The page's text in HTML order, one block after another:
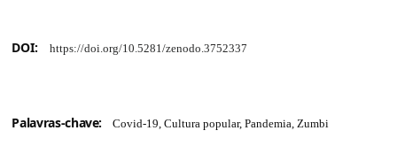
DOI: https://doi.org/10.5281/zenodo.3752337
Palavras-chave: Covid-19, Cultura popular, Pandemia, Zumbi